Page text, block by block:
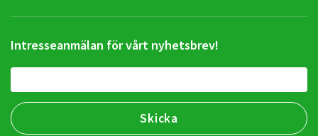
Intresseanmälan för vårt nyhetsbrev!